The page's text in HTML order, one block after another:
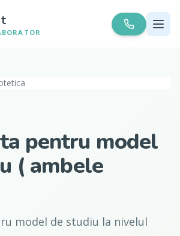
pentru model
( ambele
model de studiu la nivelul